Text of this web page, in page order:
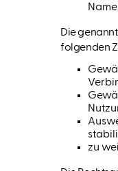
Die
folgenden
zu